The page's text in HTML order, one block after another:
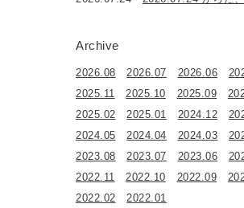
Archive
2026.08 2026.07 2026.06
2025.11
2025.10 2025.09
2025.02
2025.01 2024.12
2024.05
2024.04 2024.03
2023.08
2023.07 2023.06
2022.11
2022.10 2022.09
2022.02
2022.01